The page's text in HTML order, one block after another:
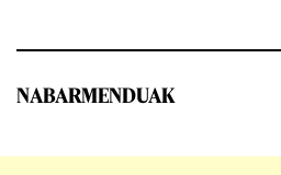
NABARMENDUAK